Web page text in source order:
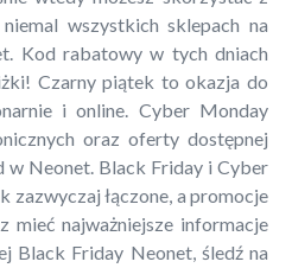
wszystkich sklepach na
Kod rabatowy w tych dniach
Czarny piątek to okazja do
i online. Cyber Monday
oraz oferty dostępnej
w Neonet. Black Friday i Cyber
zazwyczaj łączone, a promocje
mieć najważniejsze informacje
Black Friday Neonet, śledź na